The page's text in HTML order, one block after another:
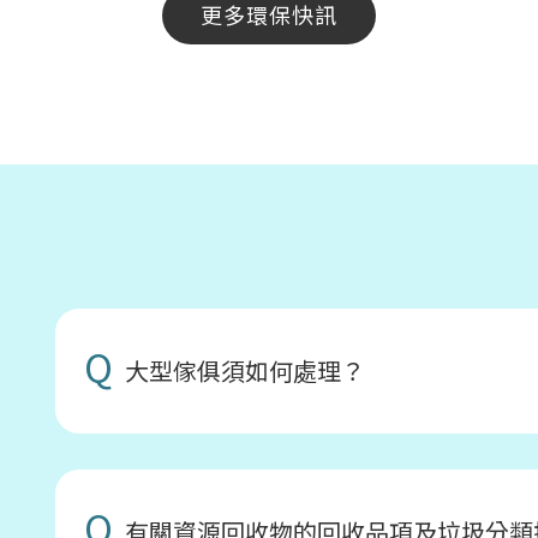
更多環保快訊
Q 大型傢俱須如何處理？
Q